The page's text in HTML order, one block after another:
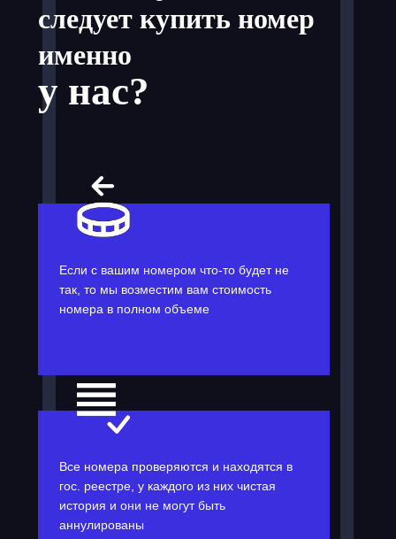
следует купить номер
именно
у нас?
Если с вашим номером что-то будет не
так, то мы возместим вам стоимость
номера в полном объеме
Все номера проверяются и находятся в
гос. реестре, у каждого из них чистая
история и они не могут быть
аннулированы